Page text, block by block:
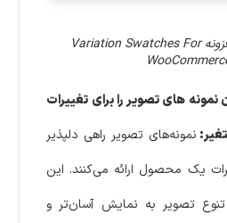
پیش نمایش کاربری افزونه Variation Swatches For
های تصویر را برای تغییرات
نمونه‌های تصویر راهی دلپذیر
یک محصول ارائه می‌کنند. این
تنوع تصویر به نمایش آسان‌تر و